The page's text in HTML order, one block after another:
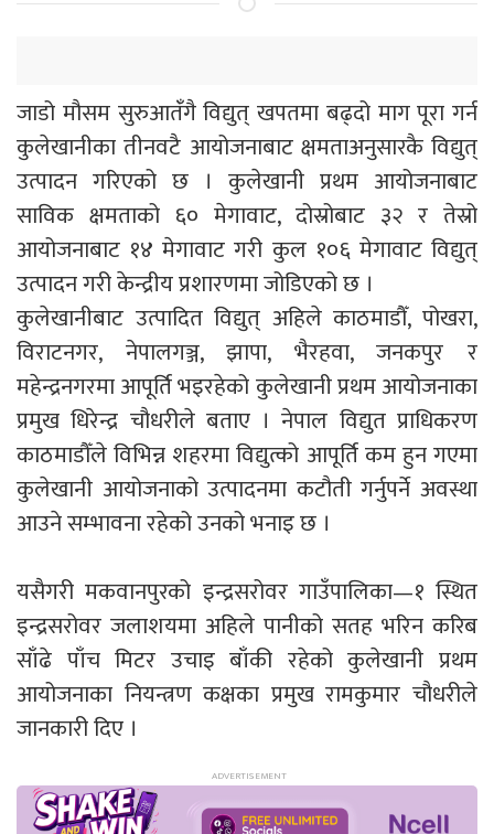
जाडो मौसम सुरुआतँंगै विद्युत् खपतमा बढ्दो माग पूरा गर्न
कुलेखानीका तीनवटै आयोजनाबाट क्षमताअनुसारकै विद्युत्
उत्पादन गरिएको छ । कुलेखानी प्रथम आयोजनाबाट
साविक क्षमताको ६० मेगावाट, दोस्रोबाट ३२ र तेस्रो
आयोजनाबाट १४ मेगावाट गरी कुल १०६ मेगावाट विद्युत्
उत्पादन गरी केन्द्रीय प्रशारणमा जोडिएको छ ।
कुलेखानीबाट उत्पादित विद्युत् अहिले काठमाडौँ, पोखरा,
विराटनगर, नेपालगञ्ज, झापा, भैरहवा, जनकपुर र
महेन्द्रनगरमा आपूर्ति भइरहेको कुलेखानी प्रथम आयोजनाका
प्रमुख धिरेन्द्र चौधरीले बताए । नेपाल विद्युत प्राधिकरण
काठमाडौँले विभिन्न शहरमा विद्युत्को आपूर्ति कम हुन गएमा
कुलेखानी आयोजनाको उत्पादनमा कटौती गर्नुपर्ने अवस्था
आउने सम्भावना रहेको उनको भनाइ छ ।
यसैगरी मकवानपुरको इन्द्रसरोवर गाउँपालिका—१ स्थित
इन्द्रसरोवर जलाशयमा अहिले पानीको सतह भरिन करिब
साँढे पाँच मिटर उचाइ बाँकी रहेको कुलेखानी प्रथम
आयोजनाका नियन्त्रण कक्षका प्रमुख रामकुमार चौधरीले
जानकारी दिए ।